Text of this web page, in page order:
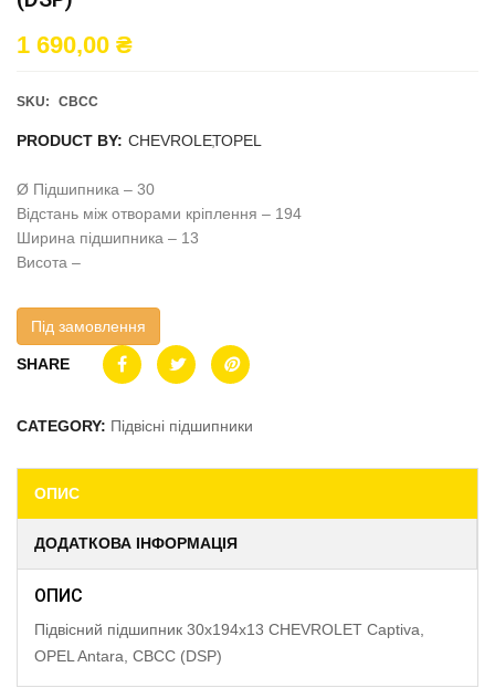
1 690,00 ₴
SKU: CBCC
PRODUCT BY: CHEVROLET
, OPEL
Ø Підшипника – 30
Відстань між отворами кріплення – 194
Ширина підшипника – 13
Висота –
Під замовлення
SHARE
CATEGORY: Підвісні підшипники
ОПИС
ДОДАТКОВА ІНФОРМАЦІЯ
ОПИС
Підвісний підшипник 30x194x13 CHEVROLET Captiva,
OPEL Antara, CBCC (DSP)